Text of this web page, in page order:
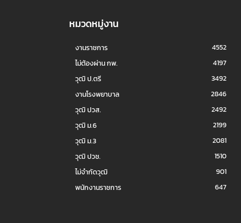
หมวดหมู่งาน
งานราชการ
4552
ไม่ต้องผ่าน กพ.
4197
วุฒิ ป.ตรี
3492
งานโรงพยาบาล
2846
วุฒิ ปวส.
2492
วุฒิ ม.6
2199
วุฒิ ม.3
2081
วุฒิ ปวช.
1510
ไม่จำกัดวุฒิ
901
พนักงานราชการ
647